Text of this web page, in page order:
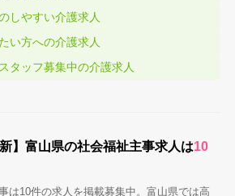
しやすい介護求人
い方への介護求人
タッフ募集中の介護求人
】富山県の社会福祉主事求人は10
は10件の求人を掲載募集中。富山県では高